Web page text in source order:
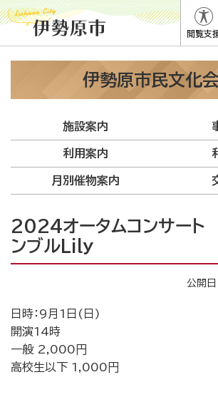
閲覧支
伊勢原市民文化
施設案内
利用案内
月別催物案内
2024オータムコンサート
ンブルLily
公開
日時：9月1日(日)
開演14時
一般 2,000円
高校生以下 1,000円